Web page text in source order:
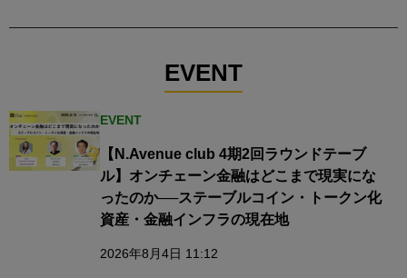
EVENT
EVENT
【N.Avenue club 4期2回ラウンドテーブ
ル】オンチェーン金融はどこまで現実にな
ったのか──ステーブルコイン・トークン化
資産・金融インフラの現在地
2026年8月4日 11:12